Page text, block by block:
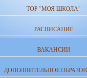
ТОР "МОЯ ШКОЛА"
РАСПИСАНИЕ
ВАКАНСИИ
ДОПОЛНИТЕЛЬНОЕ